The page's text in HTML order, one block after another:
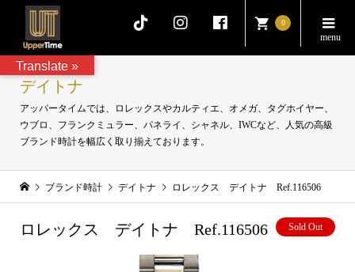
0
デイトナ
アッパータイムでは、ロレックスやカルティエ、オメガ、タグホイヤー、
ウブロ、フランクミュラー、パネライ、シャネル、IWCなど、人気の高級
ブランド時計を幅広く取り揃えております。
ブランド時計 デイトナ ロレックス デイトナ Ref.116506
ロレックス デイトナ Ref.116506 Sold Out
Translate »